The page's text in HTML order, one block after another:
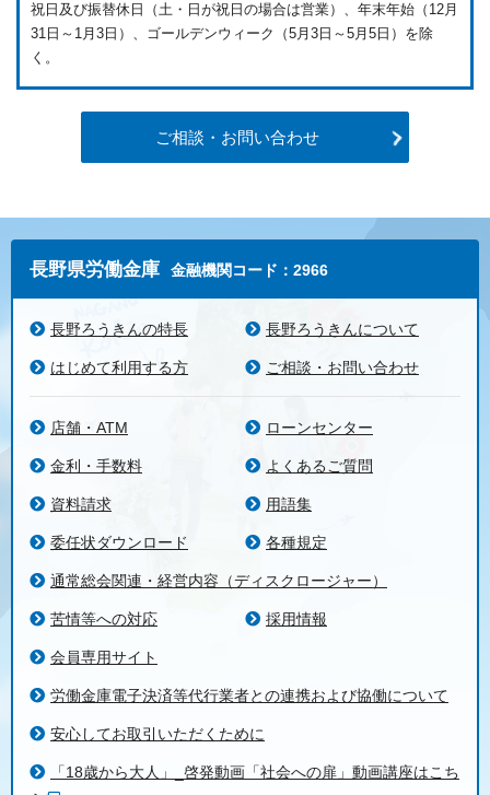
祝日及び振替休日（土・日が祝日の場合は営業）、年末年始（12月
31日～1月3日）、ゴールデンウィーク（5月3日～5月5日）を除
く。
ご相談・お問い合わせ
長野県労働金庫 金融機関コード：2966
長野ろうきんの特長 長野ろうきんについて
はじめて利用する方 ご相談・お問い合わせ
店舗・ATM ローンセンター
金利・手数料 よくあるご質問
資料請求 用語集
委任状ダウンロード 各種規定
通常総会関連・経営内容（ディスクロージャー）
苦情等への対応 採用情報
会員専用サイト
労働金庫電子決済等代行業者との連携および協働について
安心してお取引いただくために
「18歳から大人」_啓発動画「社会への扉」動画講座はこち